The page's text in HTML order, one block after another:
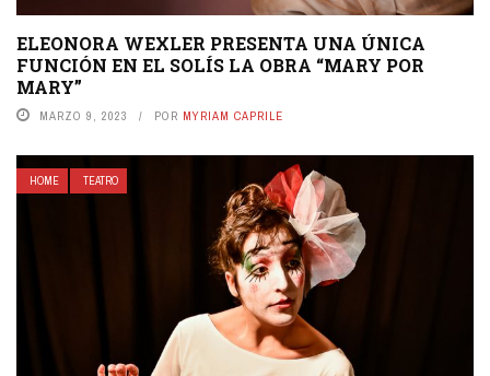
ELEONORA WEXLER PRESENTA UNA ÚNICA
FUNCIÓN EN EL SOLÍS LA OBRA “MARY POR
MARY”
MARZO 9, 2023 POR MYRIAM CAPRILE
HOME TEATRO